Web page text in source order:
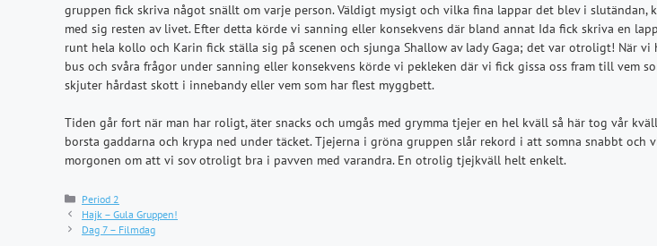
gruppen fick skriva något snällt om varje person. Väldigt mysigt och vilka fina lappar det blev i slutändan,
med sig resten av livet. Efter detta körde vi sanning eller konsekvens där bland annat Ida fick skriva en
runt hela kollo och Karin fick ställa sig på scenen och sjunga Shallow av lady Gaga; det var otroligt! När
bus och svåra frågor under sanning eller konsekvens körde vi pekleken där vi fick gissa oss fram till vem
skjuter hårdast skott i innebandy eller vem som har flest myggbett.
Tiden går fort när man har roligt, äter snacks och umgås med grymma tjejer en hel kväll så här tog vår
borsta gaddarna och krypa ned under täcket. Tjejerna i gröna gruppen slår rekord i att somna snabbt och
morgonen om att vi sov otroligt bra i pavven med varandra. En otrolig tjejkväll helt enkelt.
Kategorier
Period 2
Hajk – Gula Gruppen!
Dag 7 – Filmdag